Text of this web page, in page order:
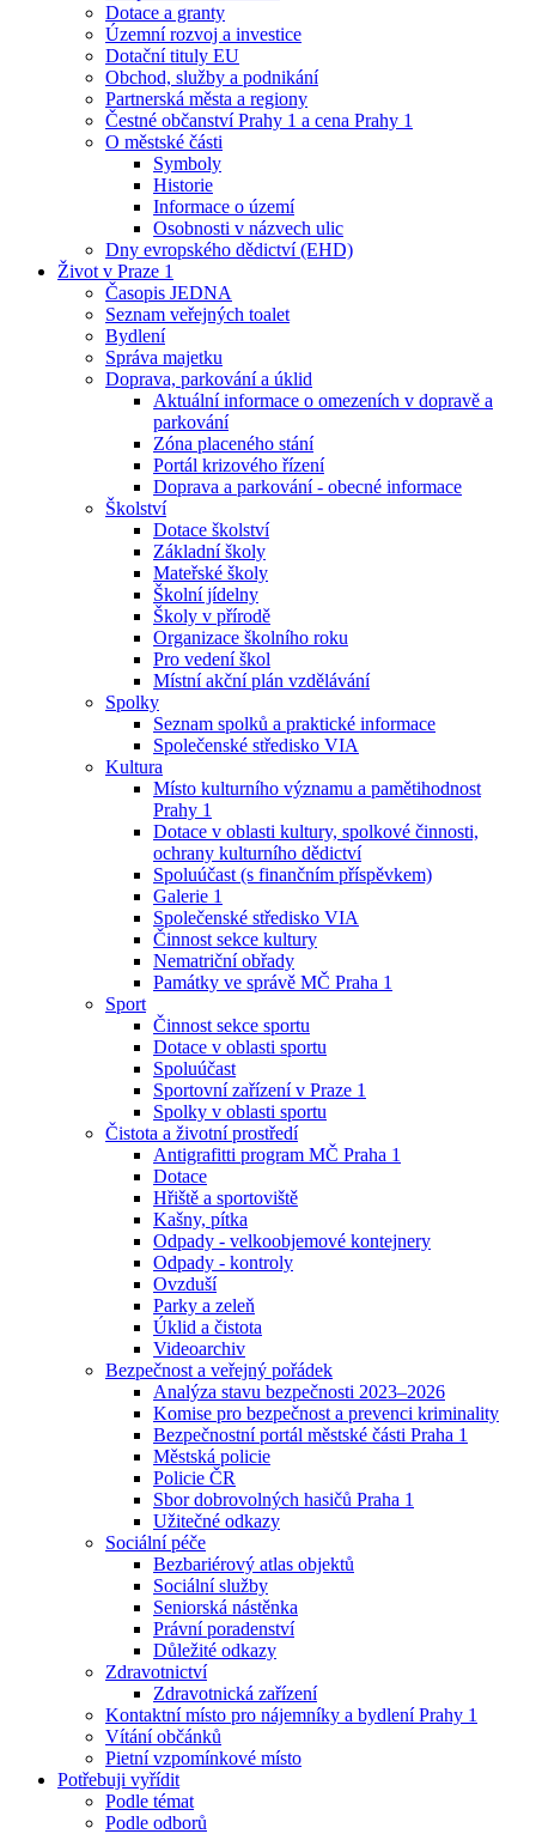
Dotace a granty
Územní rozvoj a investice
Dotační tituly EU
Obchod, služby a podnikání
Partnerská města a regiony
Čestné občanství Prahy 1 a cena Prahy 1
O městské části
Symboly
Historie
Informace o území
Osobnosti v názvech ulic
Dny evropského dědictví (EHD)
Život v Praze 1
Časopis JEDNA
Seznam veřejných toalet
Bydlení
Správa majetku
Doprava, parkování a úklid
Aktuální informace o omezeních v dopravě a
parkování
Zóna placeného stání
Portál krizového řízení
Doprava a parkování - obecné informace
Školství
Dotace školství
Základní školy
Mateřské školy
Školní jídelny
Školy v přírodě
Organizace školního roku
Pro vedení škol
Místní akční plán vzdělávání
Spolky
Seznam spolků a praktické informace
Společenské středisko VIA
Kultura
Místo kulturního významu a pamětihodnost
Prahy 1
Dotace v oblasti kultury, spolkové činnosti,
ochrany kulturního dědictví
Spoluúčast (s finančním příspěvkem)
Galerie 1
Společenské středisko VIA
Činnost sekce kultury
Nematriční obřady
Památky ve správě MČ Praha 1
Sport
Činnost sekce sportu
Dotace v oblasti sportu
Spoluúčast
Sportovní zařízení v Praze 1
Spolky v oblasti sportu
Čistota a životní prostředí
Antigrafitti program MČ Praha 1
Dotace
Hřiště a sportoviště
Kašny, pítka
Odpady - velkoobjemové kontejnery
Odpady - kontroly
Ovzduší
Parky a zeleň
Úklid a čistota
Videoarchiv
Bezpečnost a veřejný pořádek
Analýza stavu bezpečnosti 2023–2026
Komise pro bezpečnost a prevenci kriminality
Bezpečnostní portál městské části Praha 1
Městská policie
Policie ČR
Sbor dobrovolných hasičů Praha 1
Užitečné odkazy
Sociální péče
Bezbariérový atlas objektů
Sociální služby
Seniorská nástěnka
Právní poradenství
Důležité odkazy
Zdravotnictví
Zdravotnická zařízení
Kontaktní místo pro nájemníky a bydlení Prahy 1
Vítání občánků
Pietní vzpomínkové místo
Potřebuji vyřídit
Podle témat
Podle odborů